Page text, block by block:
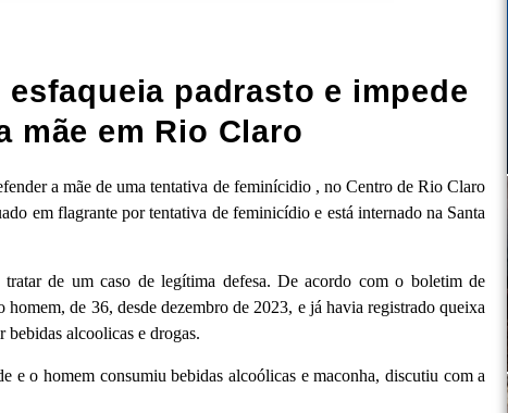
padrasto e impede
mãe em Rio Claro
a mãe de uma tentativa de feminícidio , no Centro de Rio Claro
em flagrante por tentativa de feminicídio e está internado na Santa
de um caso de legítima defesa. De acordo com o boletim de
de 36, desde dezembro de 2023, e já havia registrado queixa
alcoolicas e drogas.
e o homem consumiu bebidas alcoólicas e maconha, discutiu com a